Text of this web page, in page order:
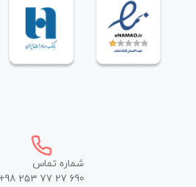
شماره تماس
+98 253 77 27 690